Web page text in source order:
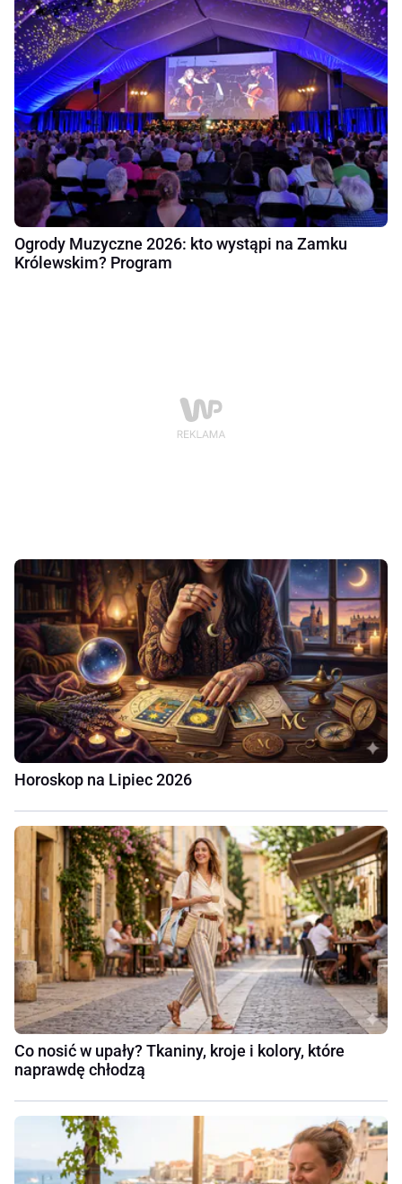
Ogrody Muzyczne 2026: kto wystąpi na Zamku
Królewskim? Program
Horoskop na Lipiec 2026
Co nosić w upały? Tkaniny, kroje i kolory, które
naprawdę chłodzą